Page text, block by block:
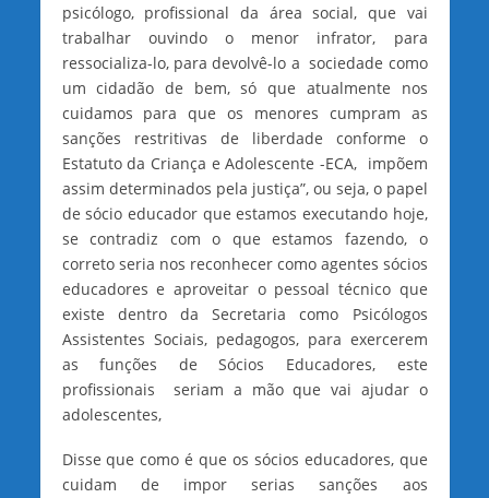
psicólogo, profissional da área social, que vai
trabalhar ouvindo o menor infrator, para
ressocializa-lo, para devolvê-lo a sociedade como
um cidadão de bem, só que atualmente nos
cuidamos para que os menores cumpram as
sanções restritivas de liberdade conforme o
Estatuto da Criança e Adolescente -ECA, impõem
assim determinados pela justiça”, ou seja, o papel
de sócio educador que estamos executando hoje,
se contradiz com o que estamos fazendo, o
correto seria nos reconhecer como agentes sócios
educadores e aproveitar o pessoal técnico que
existe dentro da Secretaria como Psicólogos
Assistentes Sociais, pedagogos, para exercerem
as funções de Sócios Educadores, este
profissionais seriam a mão que vai ajudar o
adolescentes,
Disse que como é que os sócios educadores, que
cuidam de impor serias sanções aos